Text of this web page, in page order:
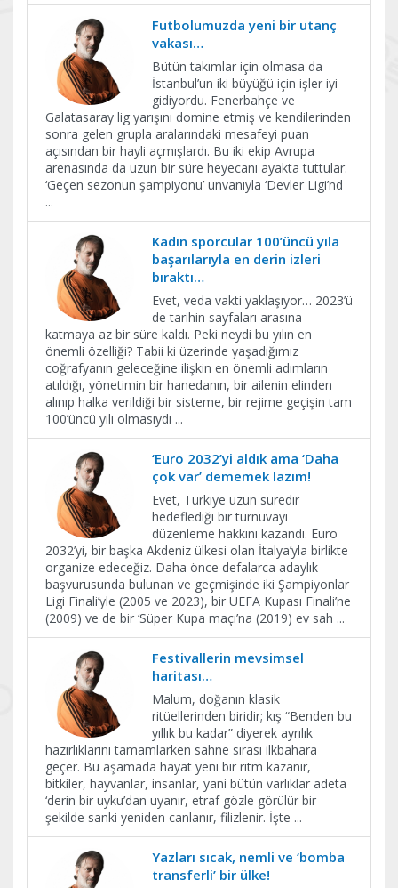
Futbolumuzda yeni bir utanç
vakası…
Bütün takımlar için olmasa da
İstanbul’un iki büyüğü için işler iyi
gidiyordu. Fenerbahçe ve
Galatasaray lig yarışını domine etmiş ve kendilerinden
sonra gelen grupla aralarındaki mesafeyi puan
açısından bir hayli açmışlardı. Bu iki ekip Avrupa
arenasında da uzun bir süre heyecanı ayakta tuttular.
‘Geçen sezonun şampiyonu’ unvanıyla ‘Devler Ligi’nd
...
Kadın sporcular 100’üncü yıla
başarılarıyla en derin izleri
bıraktı…
Evet, veda vakti yaklaşıyor… 2023’ü
de tarihin sayfaları arasına
katmaya az bir süre kaldı. Peki neydi bu yılın en
önemli özelliği? Tabii ki üzerinde yaşadığımız
coğrafyanın geleceğine ilişkin en önemli adımların
atıldığı, yönetimin bir hanedanın, bir ailenin elinden
alınıp halka verildiği bir sisteme, bir rejime geçişin tam
100’üncü yılı olmasıydı ...
‘Euro 2032’yi aldık ama ‘Daha
çok var’ dememek lazım!
Evet, Türkiye uzun süredir
hedeflediği bir turnuvayı
düzenleme hakkını kazandı. Euro
2032’yi, bir başka Akdeniz ülkesi olan İtalya’yla birlikte
organize edeceğiz. Daha önce defalarca adaylık
başvurusunda bulunan ve geçmişinde iki Şampiyonlar
Ligi Finali’yle (2005 ve 2023), bir UEFA Kupası Finali’ne
(2009) ve de bir ‘Süper Kupa maçı’na (2019) ev sah ...
Festivallerin mevsimsel
haritası…
Malum, doğanın klasik
ritüellerinden biridir; kış “Benden bu
yıllık bu kadar” diyerek ayrılık
hazırlıklarını tamamlarken sahne sırası ilkbahara
geçer. Bu aşamada hayat yeni bir ritm kazanır,
bitkiler, hayvanlar, insanlar, yani bütün varlıklar adeta
‘derin bir uyku’dan uyanır, etraf gözle görülür bir
şekilde sanki yeniden canlanır, filizlenir. İşte ...
Yazları sıcak, nemli ve ‘bomba
transferli’ bir ülke!